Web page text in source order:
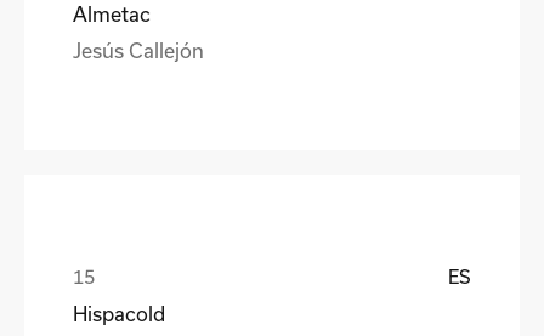
Almetac
Jesús Callejón
ES
Hispacold